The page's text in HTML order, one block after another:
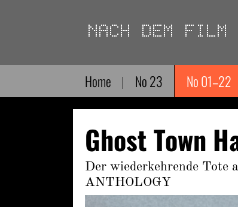
Home No 23 No 01–22
Ghost Town
Der wiederkehrende Tote
ANTHOLOGY